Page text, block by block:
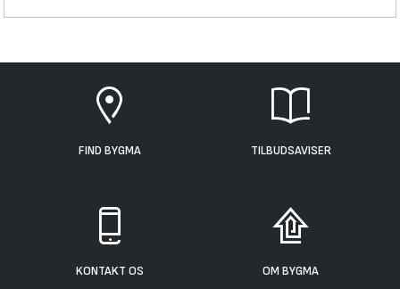
FIND BYGMA TILBUDSAVISER
KONTAKT OS OM BYGMA